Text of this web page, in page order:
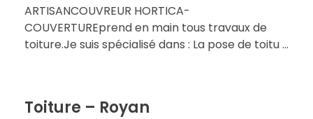
ARTISANCOUVREUR HORTICA-
COUVERTUREprend en main tous travaux de
toiture.Je suis spécialisé dans : La pose de toitu ...
Toiture – Royan